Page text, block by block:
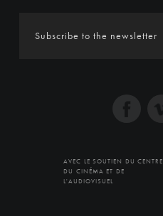
AVEC LE SOUTIEN DU CENTRE
DU CINÉMA ET DE
L'AUDIOVISUEL